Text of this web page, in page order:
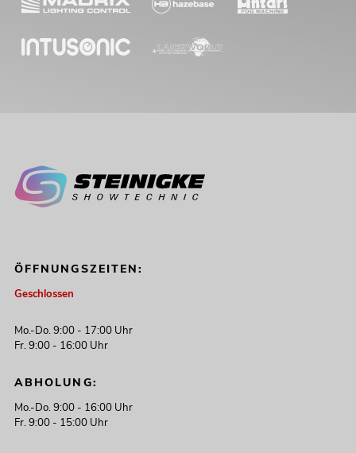
ÖFFNUNGSZEITEN:
Geschlossen
Mo.-Do. 9:00 - 17:00 Uhr
Fr. 9:00 - 16:00 Uhr
ABHOLUNG:
Mo.-Do. 9:00 - 16:00 Uhr
Fr. 9:00 - 15:00 Uhr